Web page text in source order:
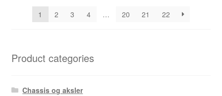
1
2 3 4 … 20 21 22
Product categories
Chassis og aksler